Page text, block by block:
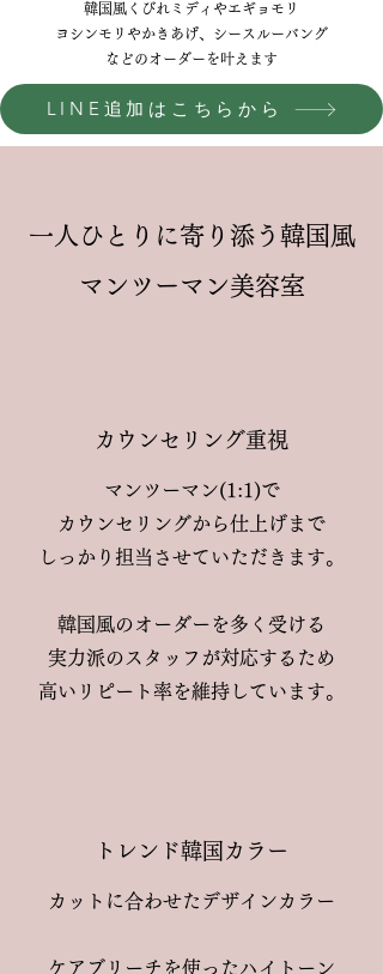
韓国風くびれミディやエギョモリ
ヨシンモリやかきあげ、シースルーバング
​などのオーダーを叶えます
LINE追加はこちらから
​一人ひとりに寄り添う韓国風
マンツーマン美容室
​カウンセリング重視
マンツーマン(1:1)で
カウンセリングから仕上げまで
しっかり担当させていただきます。
韓国風のオーダーを多く受ける
実力派のスタッフが対応するため
​高いリピート率を維持しています。
​トレンド韓国カラー
カットに合わせたデザインカラー
ケアブリーチを使ったハイトーン